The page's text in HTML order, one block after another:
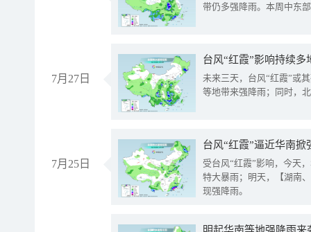
带仍多强降雨。本周中东
7月27日
台风“红霞”影响持续
未来三天，台风“红霞”或
等地带来强降雨；同时，
7月25日
台风“红霞”逼近华南
受台风“红霞”影响，今天
特大暴雨；明天，【湖南
现强降雨。